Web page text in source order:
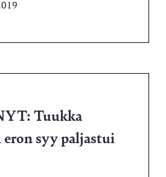
Tuukka
eron syy paljastui